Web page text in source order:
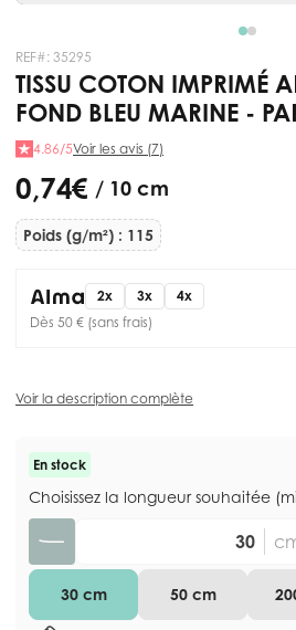
REF#: 35295
TISSU COTON IMPRIMÉ
FOND BLEU MARINE -
4.86/5Voir les avis (7)
0,74 € / 10 cm
Poids (g/m²) : 115
2x 3x
4x
Dès 50 € (sans frais)
Voir la description complète
En stock
Choisissez la longueur souhaitée
30 cm 50 cm